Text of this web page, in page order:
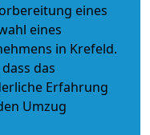
eines
eines
in Krefeld.
das
Erfahrung
Umzug